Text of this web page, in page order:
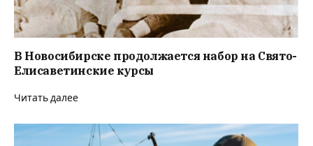
В Новосибирске продолжается набор на Свято-
Елисаветинские курсы
Читать далее